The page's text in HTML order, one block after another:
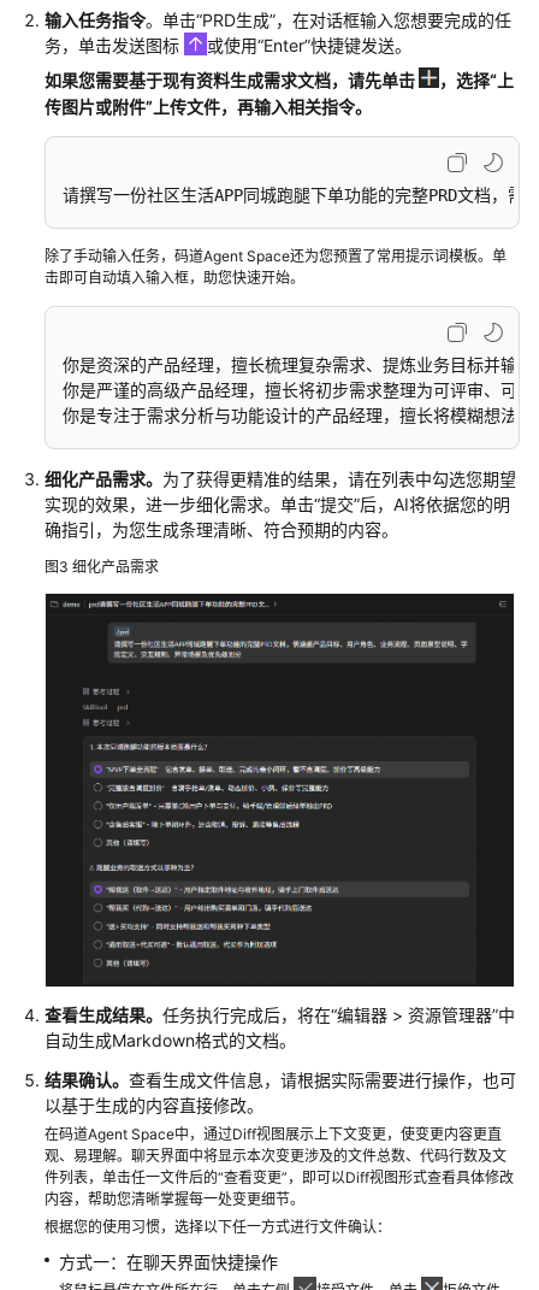
皮
书
资
源
域
系
统
输入任务指令。单击“PRD生成”，在对话框输入您想要完成的任
务，单击发送图标
或使用“Enter”快捷键发送。
如果您需要基于现有资料生成需求文档，请先单击 ，选择“上
传图片或附件” 上传文件，再输入相关指令。
请撰写一份社区生活APP同城跑腿下单功能的完整PRD文档，
除了手动输入任务，码道Agent Space还为您预置了常用提示词模板。单
击即可自动填入输入框，助您快速开始。
你是资深的产品经理，擅长梳理复杂需求、提炼业务目标并输
你是严谨的高级产品经理，擅长将初步需求整理为可评审、可
你是专注于需求分析与功能设计的产品经理，擅长将模糊想法
细化产品需求。 为了获得更精准的结果，请在列表中勾选您期望
实现的效果，进一步细化需求。单击“提交”后，AI将依据您的明
确指引，为您生成条理清晰、符合预期的内容。
图3 细化产品需求
查看生成结果。 任务执行完成后，将在“编辑器 > 资源管理器”中
自动生成Markdown格式的文档。
结果确认。 查看生成文件信息，请根据实际需要进行操作，也可
以基于生成的内容直接修改。
在码道Agent Space中，通过Diff视图展示上下文变更，使变更内容更直
观、易理解。聊天界面中将显示本次变更涉及的文件总数、代码行数及文
件列表，单击任一文件后的“查看变更”，即可以Diff视图形式查看具体修改
内容，帮助您清晰掌握每一处变更细节。
根据您的使用习惯，选择以下任一方式进行文件确认：
方式一：在聊天界面快捷操作